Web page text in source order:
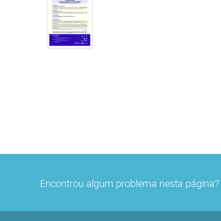
Encontrou algum problema nesta